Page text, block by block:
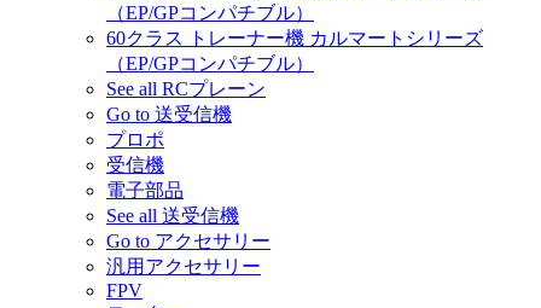
（EP/GPコンパチブル）
60クラス トレーナー機 カルマートシリーズ
（EP/GPコンパチブル）
See all RCプレーン
Go to 送受信機
プロポ
受信機
電子部品
See all 送受信機
Go to アクセサリー
汎用アクセサリー
FPV